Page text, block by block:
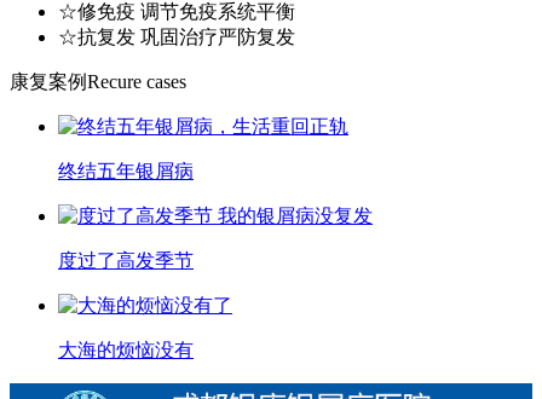
☆修免疫 调节免疫系统平衡
☆抗复发 巩固治疗严防复发
康复案例Recure cases
终结五年银屑病
度过了高发季节
大海的烦恼没有